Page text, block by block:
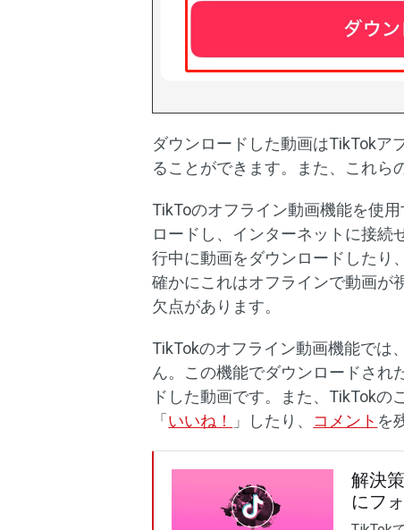
ダウンロードした動画はTikTokア
ることができます。また、これら
TikToのオフライン動画機能を使
ロードし、インターネットに接続
行中に動画をダウンロードしたり
確かにこれはオフラインで動画が
欠点があります。
TikTokのオフライン動画機能では
ん。この機能でダウンロードされ
ドした動画です。また、TikTok
「 いいね！ 」したり、 コメント を
解決
にフ